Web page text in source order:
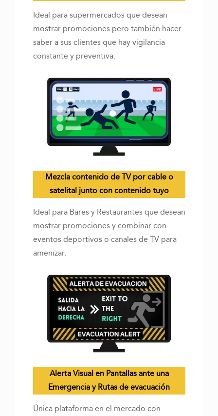
Ideal para supermercados que desean
mostrar promociones pero también hacer
saber a sus clientes que hay vigilancia
constante y preventiva.
Mezcla contenido de TV por cable o
satelital junto con contenido tuyo
Ideal para Bares y Restaurantes que desean
mostrar promociones y combinar con
eventos deportivos o canales de TV para
amenizar.
Alerta Visual en Pantallas ante una
Emergencia y Rutas de evacuación
Única plataforma en el mercado con